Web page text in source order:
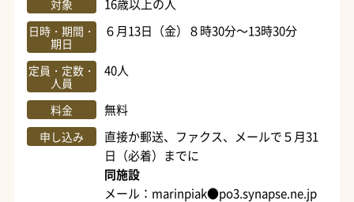
対象
日時・期間・
期日
６月13日（金）８時30分～13時30分
定員・定数・
人員
40人
料金 無料
申し込み
直接か郵送、ファクス、メールで５月31
日（必着）までに
同施設
メール：marinpiak●po3.synapse.ne.jp